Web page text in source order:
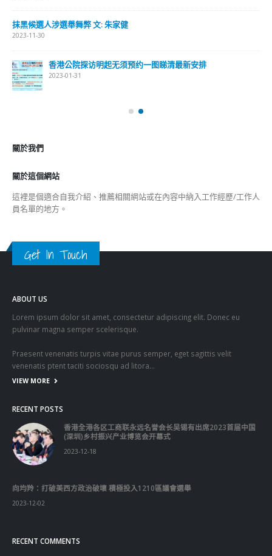
抹黑候選人涉選舉舞弊 文: 朱家健
2023-11-30
香港公院探访明起无须预约一图睇清最新安排
2023-01-31
關於我們
關於這個網站
這裡是個適合自我介紹、推薦相關網站或在內容中納入工作經歷/工作人
員名單的地方。
Get In Touch
ABOUT US
Lorem ipsum dolor sit amet, consectetur adipiscing elit. Donec eu
pulvinar magna semper scelerisque.
Praesent venenatis turpis vitae purus semper, eget sagittis velit
venenatis ptent taciti sociosqu ad litora…
VIEW MORE
RECENT POSTS
香港全港各区工商联永远名誉会长吴锡有出席2023首届中国
(深圳)乡村振兴产业博览会开幕式
2023-12-18
向均羚：打破美西方政治破壞 積極投入1210區議會選舉
2023-12-02
RECENT COMMENTS